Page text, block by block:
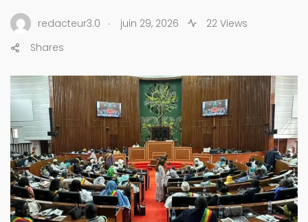
redacteur3.0 . juin 29, 2026
22 Views
Shares